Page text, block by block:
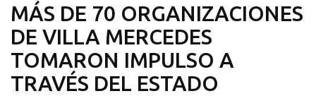
MÁS DE 70 ORGANIZACIONES
DE VILLA MERCEDES
TOMARON IMPULSO A
TRAVÉS DEL ESTADO